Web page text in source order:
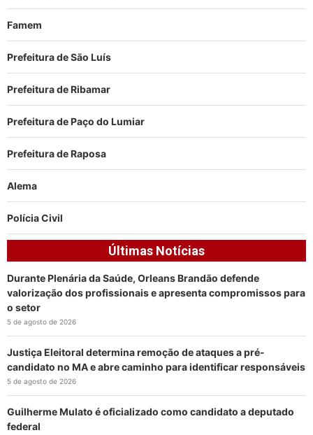
Famem
Prefeitura de São Luís
Prefeitura de Ribamar
Prefeitura de Paço do Lumiar
Prefeitura de Raposa
Alema
Polícia Civil
Últimas Notícias
Durante Plenária da Saúde, Orleans Brandão defende
valorização dos profissionais e apresenta compromissos para
o setor
5 de agosto de 2026
Justiça Eleitoral determina remoção de ataques a pré-
candidato no MA e abre caminho para identificar responsáveis
5 de agosto de 2026
Guilherme Mulato é oficializado como candidato a deputado
federal